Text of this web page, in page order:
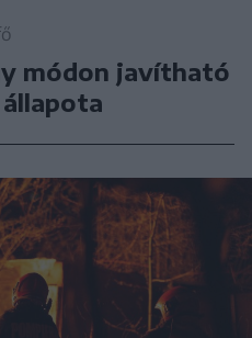
módon javítható